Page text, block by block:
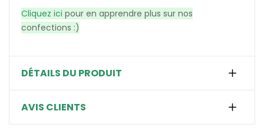
Cliquez ici pour en apprendre plus sur nos
confections :)
DÉTAILS DU PRODUIT
AVIS CLIENTS